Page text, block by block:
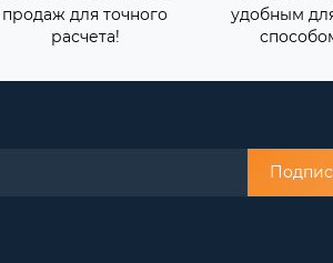
продаж для точного
расчета!
удобным